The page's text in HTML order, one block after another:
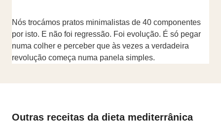
Nós trocámos pratos minimalistas de 40 componentes
por isto. E não foi regressão. Foi evolução. É só pegar
numa colher e perceber que às vezes a verdadeira
revolução começa numa panela simples.
Outras receitas da dieta mediterrânica